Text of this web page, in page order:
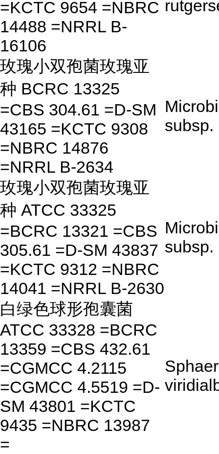
=KCTC 9654 =NBRC
14488 =NRRL B-
16106
玫瑰小双孢菌玫瑰亚
种 BCRC 13325
=CBS 304.61 =D-SM
43165 =KCTC 9308
=NBRC 14876
=NRRL B-2634
subsp.
玫瑰小双孢菌玫瑰亚
种 ATCC 33325
=BCRC 13321 =CBS
305.61 =D-SM 43837
=KCTC 9312 =NBRC
14041 =NRRL B-2630
subsp.
白绿色球形孢囊菌
ATCC 33328 =BCRC
13359 =CBS 432.61
=CGMCC 4.2115
=CGMCC 4.5519 =D-
SM 43801 =KCTC
9435 =NBRC 13987
=